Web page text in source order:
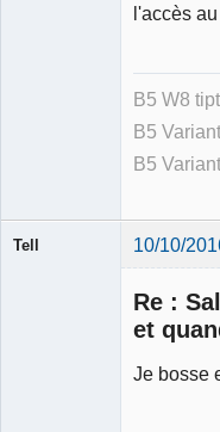
l'accès
B5 W8
B5
B5
Tell 10/10/
Re :
et
Je bosse